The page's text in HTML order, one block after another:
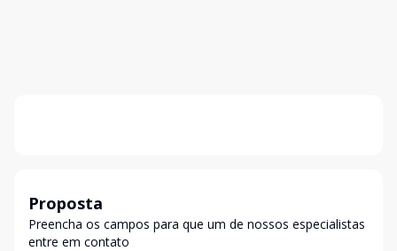
Proposta
Preencha os campos para que um de nossos especialistas
entre em contato